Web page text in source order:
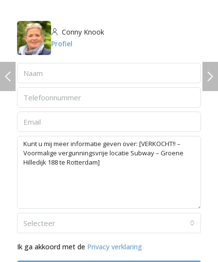
Conny Knook
Profiel
Selecteer
Ik ga akkoord met de Privacy verklaring